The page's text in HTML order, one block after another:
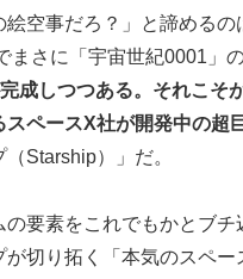
絵空事だろ？」と諦めるの
まさに「宇宙世紀0001」
成しつつある。それこそ
スペースX社が開発中の超
（Starship）」だ。
の要素をこれでもかとブチ
が切り拓く「本気のスペー